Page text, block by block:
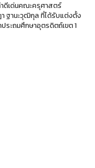
ดีเด่นคณะครุศาสตร์
ฐานะวุฒิกุล ที่ได้รับแต่งตั้ง
ระถมศึกษาอุตรดิตถ์เขต 1